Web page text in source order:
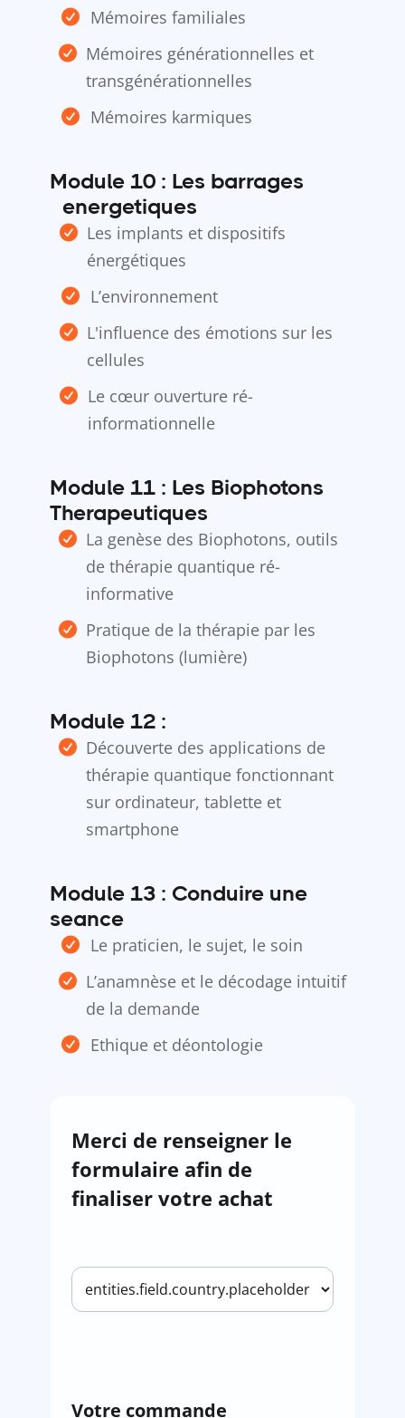
Mémoires familiales
Mémoires générationnelles et
transgénérationnelles
Mémoires karmiques
Module 10 : Les barrages
éenergetiques
Les implants et dispositifs
énergétiques
L’environnement
L'influence des émotions sur les
cellules
Le cœur ouverture ré-
informationnelle
Module 11 : Les Biophotons
Therapeutiques
La genèse des Biophotons, outils
de thérapie quantique ré-
informative
Pratique de la thérapie par les
Biophotons (lumière)
Module 12 :
Découverte des applications de
thérapie quantique fonctionnant
sur ordinateur, tablette et
smartphone
Module 13 : Conduire une
seance
Le praticien, le sujet, le soin
L’anamnèse et le décodage intuitif
de la demande
Ethique et déontologie
Merci de renseigner le
formulaire afin de
finaliser votre achat
Votre commande